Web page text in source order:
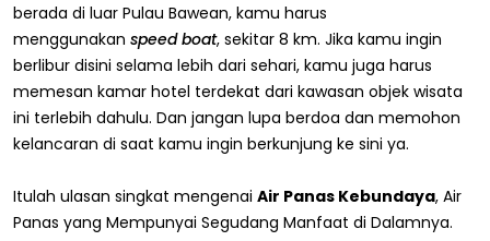
berada di luar Pulau Bawean, kamu harus
menggunakan speed boat, sekitar 8 km. Jika kamu ingin
berlibur disini selama lebih dari sehari, kamu juga harus
memesan kamar hotel terdekat dari kawasan objek wisata
ini terlebih dahulu. Dan jangan lupa berdoa dan memohon
kelancaran di saat kamu ingin berkunjung ke sini ya.
Itulah ulasan singkat mengenai Air Panas Kebundaya, Air
Panas yang Mempunyai Segudang Manfaat di Dalamnya.